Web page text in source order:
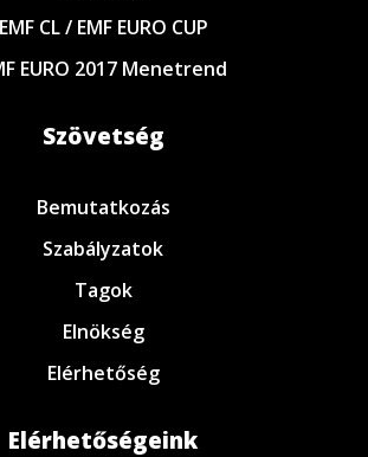
EMF CL / EMF EURO CUP
EURO 2017 Menetrend
Szövetség
Bemutatkozás
Szabályzatok
Tagok
Elnökség
Elérhetőség
Elérhetőségeink